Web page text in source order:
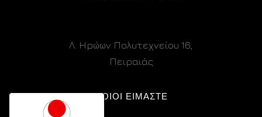
Λ. Ηρώων Πολυτεχνείου 16,
Πειραιάς
ΠΟΙΟΙ ΕΙΜΑΣΤΕ